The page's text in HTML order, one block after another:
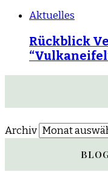
Aktuelles
Rückblick
Archiv